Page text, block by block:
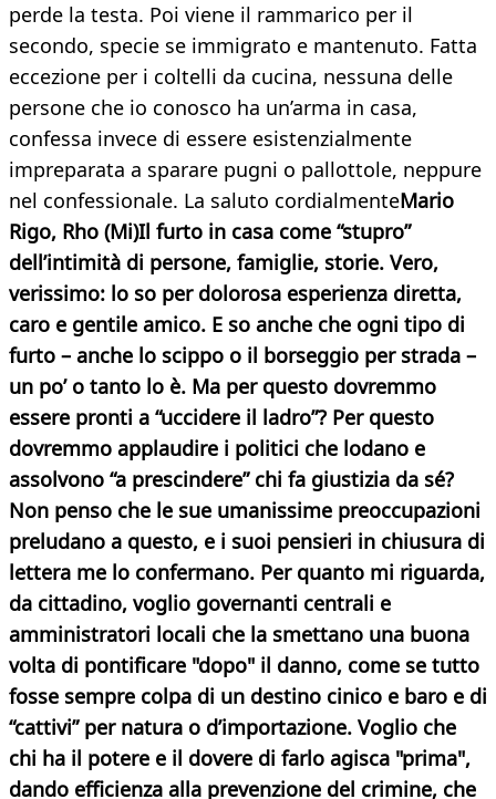
perde la testa. Poi viene il rammarico per il
secondo, specie se immigrato e mantenuto. Fatta
eccezione per i coltelli da cucina, nessuna delle
persone che io conosco ha un’arma in casa,
confessa invece di essere esistenzialmente
impreparata a sparare pugni o pallottole, neppure
nel confessionale. La saluto cordialmenteMario
Rigo, Rho (Mi)Il furto in casa come “stupro”
dell’intimità di persone, famiglie, storie. Vero,
verissimo: lo so per dolorosa esperienza diretta,
caro e gentile amico. E so anche che ogni tipo di
furto – anche lo scippo o il borseggio per strada –
un po’ o tanto lo è. Ma per questo dovremmo
essere pronti a “uccidere il ladro”? Per questo
dovremmo applaudire i politici che lodano e
assolvono “a prescindere” chi fa giustizia da sé?
Non penso che le sue umanissime preoccupazioni
preludano a questo, e i suoi pensieri in chiusura di
lettera me lo confermano. Per quanto mi riguarda,
da cittadino, voglio governanti centrali e
amministratori locali che la smettano una buona
volta di pontificare "dopo" il danno, come se tutto
fosse sempre colpa di un destino cinico e baro e di
“cattivi” per natura o d’importazione. Voglio che
chi ha il potere e il dovere di farlo agisca "prima",
dando efficienza alla prevenzione del crimine, che